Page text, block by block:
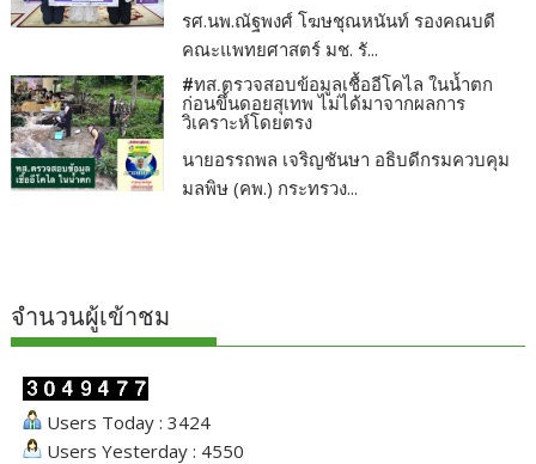
รศ.นพ.ณัฐพงศ์ โฆษชุณหนันท์ รองคณบดี
คณะแพทยศาสตร์ มช. รั...
#ทส.ตรวจสอบข้อมูลเชื้ออีโคไล ในน้ำตก
ก่อนขึ้นดอยสุเทพ ไม่ได้มาจากผลการ
วิเคราะห์โดยตรง
นายอรรถพล เจริญชันษา อธิบดีกรมควบคุม
มลพิษ (คพ.) กระทรวง...
จำนวนผู้เข้าชม
Users Today : 3424
Users Yesterday : 4550